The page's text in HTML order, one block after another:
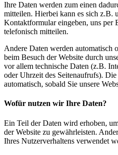
Ihre Daten werden zum einen
mitteilen. Hierbei kann es sich z.B.
Kontaktformular eingeben, uns per
telefonisch mitteilen.
Andere Daten werden automatisch
beim Besuch der Website durch
vor allem technische Daten (z.B.
oder Uhrzeit des Seitenaufrufs).
automatisch, sobald Sie unsere
Wofür nutzen wir Ihre Daten?
Ein Teil der Daten wird erhoben,
der Website zu gewährleisten.
Ihres Nutzerverhaltens verwendet